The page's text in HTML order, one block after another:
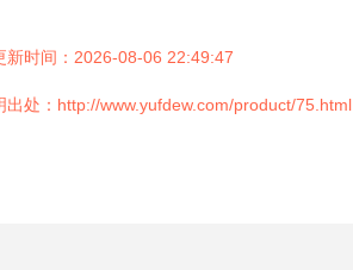
新时间：2026-08-06 22:49:47
出处：http://www.yufdew.com/product/75.html